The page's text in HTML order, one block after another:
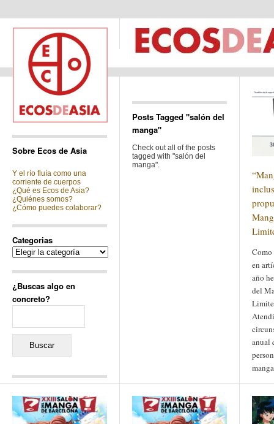
Sobre Ecos de Asia
Y el río fluía como una
corriente de cuerpos
¿Qué es Ecos de Asia?
¿Quiénes somos?
¿Cómo puedes colaborar?
Categorias
Categorias
¿Buscas algo en
concreto?
Jacquelineen«Recuerdos
de la Alhambra» y la
Posts Tagged "salón del
manga"
Check out all of the posts
tagged with "salón del
manga".
Como
en
año
del
anual